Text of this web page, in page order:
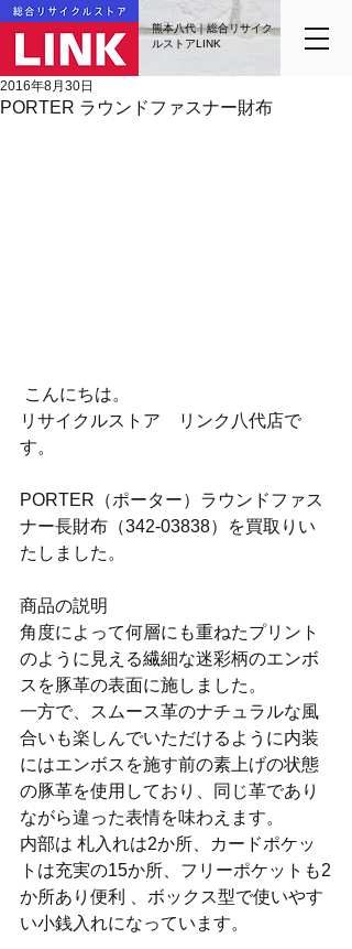
熊本八代｜総合リサイク
ルストアLINK
PORTER ラウンドファスナー財布
2016年8月30日
こんにちは。
リサイクルストア　リンク八代店で
す。
PORTER（ポーター）ラウンドファス
ナー長財布（342-03838）を買取りい
たしました。
商品の説明
角度によって何層にも重ねたプリント
のように見える繊細な迷彩柄のエンボ
スを豚革の表面に施しました。
一方で、スムース革のナチュラルな風
合いも楽しんでいただけるように内装
にはエンボスを施す前の素上げの状態
の豚革を使用しており、同じ革であり
ながら違った表情を味わえます。
内部は 札入れは2か所、カードポケッ
トは充実の15か所、フリーポケットも2
か所あり便利 、ボックス型で使いやす
い小銭入れになっています。